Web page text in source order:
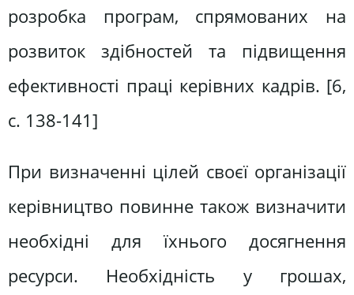
розробка програм, спрямованих на
розвиток здібностей та підвищення
ефективності праці керівних кадрів. [6,
c. 138-141]
При визначенні цілей своєї організації
керівництво повинне також визначити
необхідні для їхнього досягнення
ресурси. Необхідність у грошах,